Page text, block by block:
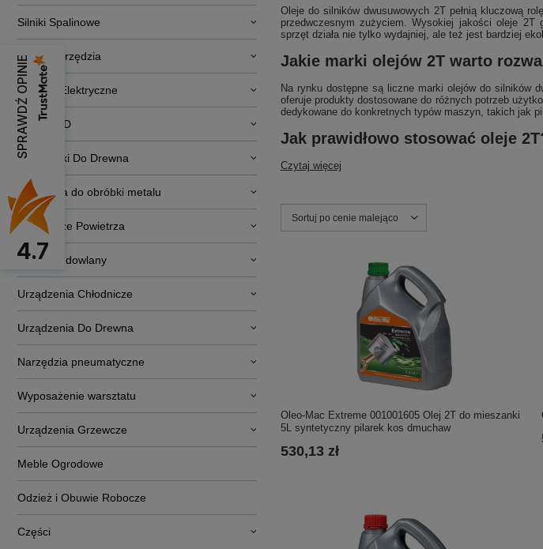
Silniki Spalinowe
Elektronarzędzia
Pojazdy Elektryczne
RTV i AGD
Obrabiarki Do Drewna
Narzędzia do obróbki metalu
Osuszacze Powietrza
Sprzęt budowlany
Urządzenia Chłodnicze
Urządzenia Do Drewna
Narzędzia pneumatyczne
Wyposażenie warsztatu
Urządzenia Grzewcze
Meble Ogrodowe
Odzież i Obuwie Robocze
Części
Oleje do silników dwusuwowych 2T pełnią kluczową
przedwczesnym zużyciem. Wysokiej jakości oleje 2T
sprzęt działa nie tylko wydajniej, ale też jest bardziej
Jakie marki olejów 2T warto
Na rynku dostępne są liczne marki olejów do silników
oferuje produkty dostosowane do różnych potrzeb
dedykowane do konkretnych typów maszyn, takich jak
Jak prawidłowo stosować oleje
Czytaj więcej
Zmień sortowanie
Sortuj po cenie malejąco
Oleo-Mac Extreme 001001605 Olej 2T do mieszanki
5L syntetyczny pilarek kos dmuchaw
530,13 zł
SPRAWDŹ OPINIE
4.7